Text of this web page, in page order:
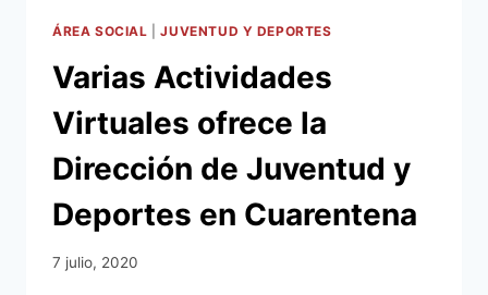
ÁREA SOCIAL |JUVENTUD Y DEPORTES
Varias Actividades
Virtuales ofrece la
Dirección de Juventud y
Deportes en Cuarentena
7 julio, 2020